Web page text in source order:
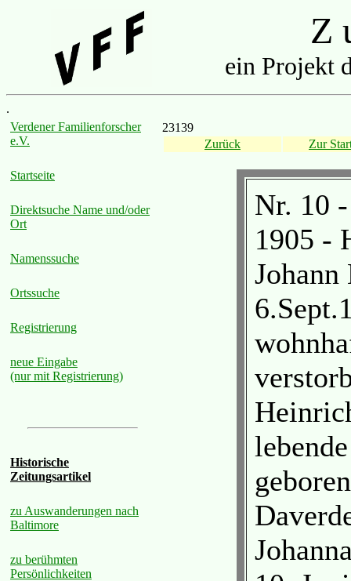
Z
ein Projekt
.
Verdener Familienforscher
e.V.
Startseite
Direktsuche Name und/oder
Ort
Namenssuche
Ortssuche
Registrierung
neue Eingabe
(nur mit Registrierung)
Historische
Zeitungsartikel
zu Auswanderungen nach
Baltimore
zu berühmten
Persönlichkeiten
23139
Zurück
Zur
Nr. 10
1905 -